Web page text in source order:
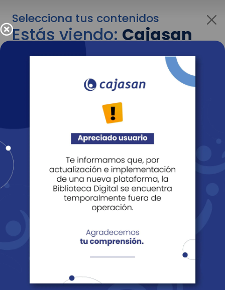
Selecciona tus contenidos
Estás viendo:Cajasan
para personas
Para cambiar al contenido de tu interés más
adelante recuerda utilizar el menú
Entendido
Revista Fácil Vivir
Sedes Directorio Servicios En Línea